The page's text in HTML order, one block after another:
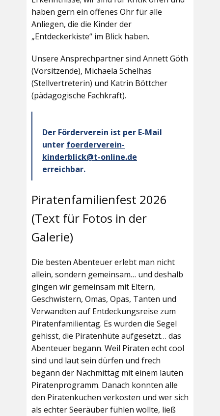
haben gern ein offenes Ohr für alle
Anliegen, die die Kinder der
„Entdeckerkiste“ im Blick haben.
Unsere Ansprechpartner sind Annett Göth
(Vorsitzende), Michaela Schelhas
(Stellvertreterin) und Katrin Böttcher
(pädagogische Fachkraft).
Der Förderverein ist per E-Mail
unter foerderverein-
kinderblick@t-online.de
erreichbar.
Piratenfamilienfest 2026
(Text für Fotos in der
Galerie)
Die besten Abenteuer erlebt man nicht
allein, sondern gemeinsam… und deshalb
gingen wir gemeinsam mit Eltern,
Geschwistern, Omas, Opas, Tanten und
Verwandten auf Entdeckungsreise zum
Piratenfamilientag. Es wurden die Segel
gehisst, die Piratenhüte aufgesetzt… das
Abenteuer begann. Weil Piraten echt cool
sind und laut sein dürfen und frech
begann der Nachmittag mit einem lauten
Piratenprogramm. Danach konnten alle
den Piratenkuchen verkosten und wer sich
als echter Seeräuber fühlen wollte, ließ